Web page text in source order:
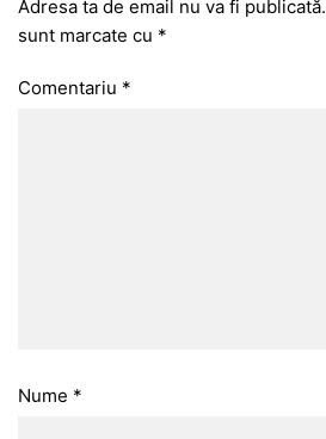
Adresa ta de email nu va fi publicată.
sunt marcate cu *
Comentariu *
Nume *